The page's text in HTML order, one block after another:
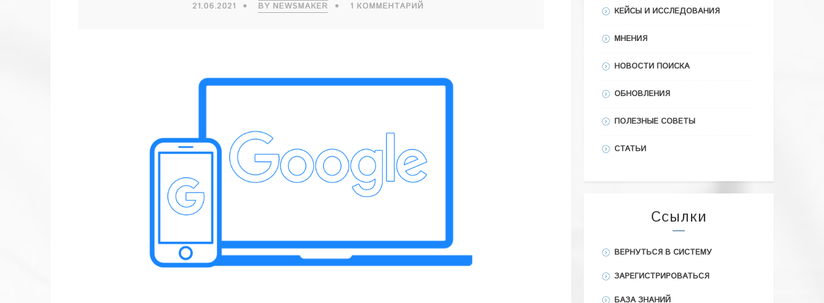
21.06.2021 BY NEWSMAKER 1 КОММЕНТАРИЙ КЕЙСЫ И ИССЛЕДОВАНИЯ
МНЕНИЯ
НОВОСТИ ПОИСКА
ОБНОВЛЕНИЯ
ПОЛЕЗНЫЕ СОВЕТЫ
СТАТЬИ
Ссылки
ВЕРНУТЬСЯ В СИСТЕМУ
ЗАРЕГИСТРИРОВАТЬСЯ
БАЗА ЗНАНИЙ